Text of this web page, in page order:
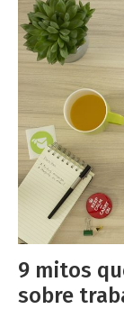
9 mitos
sobre